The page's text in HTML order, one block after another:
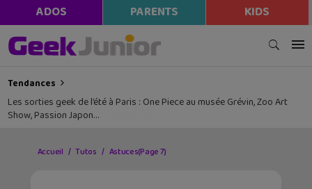
ADOS PARENTS KIDS
Tendances
Les sorties geek de l’été à Paris : One Piece au musée Grévin, Zoo Art
Show, Passion Japon…
Accueil Tutos Astuces(Page 7)